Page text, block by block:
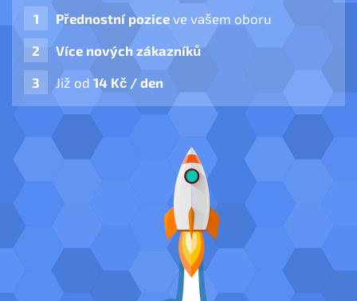
Přednostní pozice ve vašem oboru
Více nových zákazníků
Již od 14 Kč / den